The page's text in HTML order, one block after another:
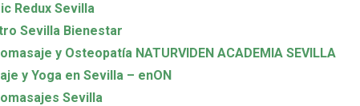
Redux Sevilla
Sevilla Bienestar
y Osteopatía NATURVIDEN ACADEMIA SEVILLA
y Yoga en Sevilla – enON
Sevilla